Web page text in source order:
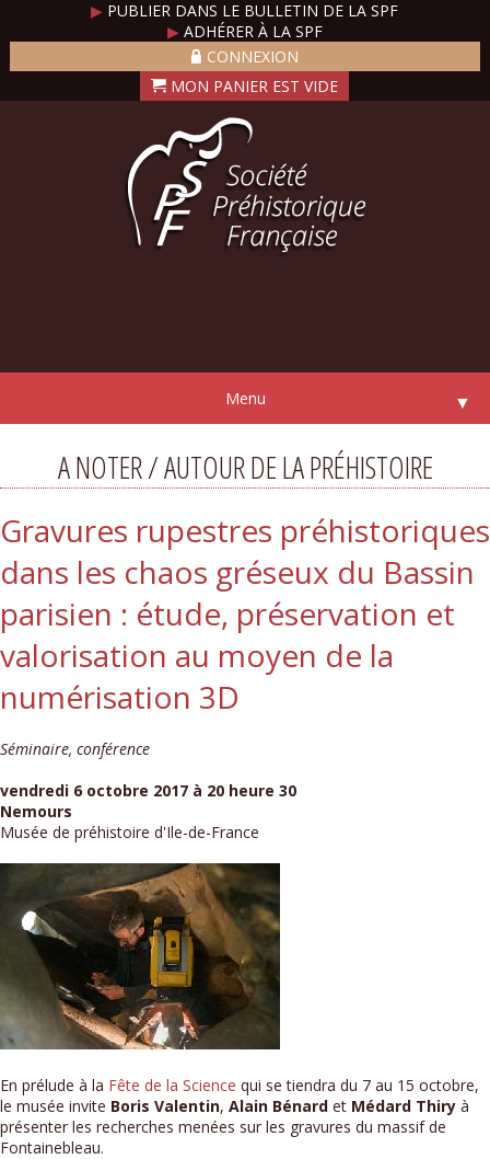
▶ PUBLIER DANS LE BULLETIN DE LA SPF
▶ADHÉRER À LA SPF
CONNEXION
Menu ▼
A NOTER / AUTOUR DE LA PRÉHISTOIRE
Gravures rupestres préhistoriques
dans les chaos gréseux du Bassin
parisien : étude, préservation et
valorisation au moyen de la
numérisation 3D
Séminaire, conférence
vendredi 6 octobre 2017 à 20 heure 30
Nemours
Musée de préhistoire d'Ile-de-France
En prélude à la Fête de la Science qui se tiendra du 7 au 15 octobre,
le musée invite Boris Valentin, Alain Bénard et Médard Thiry à
présenter les recherches menées sur les gravures du massif de
Fontainebleau.